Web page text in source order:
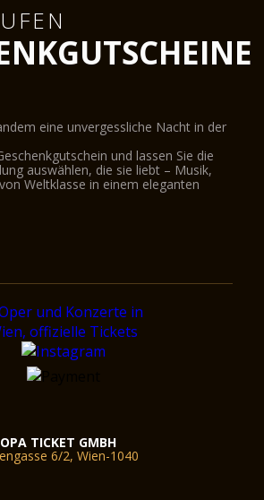
eine unvergessliche Nacht in der
und lassen Sie die
auswählen, die sie liebt – Musik,
Weltklasse in einem eleganten
TICKET GMBH
6/2, Wien-1040